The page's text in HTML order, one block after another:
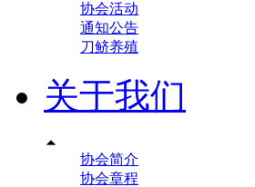
协会活动
通知公告
刀鲚养殖
关于我们

协会简介
协会章程